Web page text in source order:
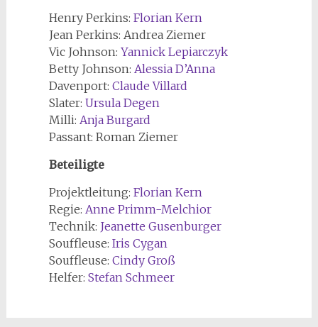
Henry Perkins: Florian Kern
Jean Perkins: Andrea Ziemer
Vic Johnson: Yannick Lepiarczyk
Betty Johnson: Alessia D’Anna
Davenport: Claude Villard
Slater: Ursula Degen
Milli: Anja Burgard
Passant: Roman Ziemer
Beteiligte
Projektleitung: Florian Kern
Regie: Anne Primm-Melchior
Technik: Jeanette Gusenburger
Souffleuse: Iris Cygan
Souffleuse: Cindy Groß
Helfer: Stefan Schmeer